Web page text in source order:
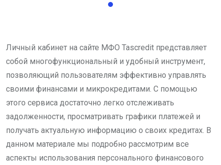
Личный кабинет на сайте МФО Tascredit представляет
собой многофункциональный и удобный инструмент,
позволяющий пользователям эффективно управлять
своими финансами и микрокредитами. С помощью
этого сервиса достаточно легко отслеживать
задолженности, просматривать графики платежей и
получать актуальную информацию о своих кредитах. В
данном материале мы подробно рассмотрим все
аспекты использования персонального финансового